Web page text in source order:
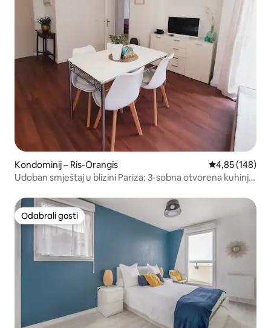
Kondominij – Ris-Orangis Prosječna
4,85 (148)
Udoban smještaj u blizini Pariza: 3-sobna otvorena kuhinja
Odabrali gosti
Odabrali gosti